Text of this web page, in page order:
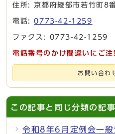
住所: 京都府綾部市若竹町8
電話:0773-42-1259
ファクス: 0773-42-1259
電話番号のかけ間違いにご注
お問い合わ
この記事と同じ分類の記事
令和8年6月定例会一